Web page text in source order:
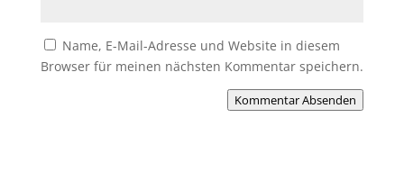
Name, E-Mail-Adresse und Website in diesem
Browser für meinen nächsten Kommentar speichern.
Kommentar Absenden